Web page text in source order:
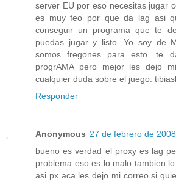
server EU por eso necesitas jugar
es muy feo por que da lag asi
conseguir un programa que te
puedas jugar y listo. Yo soy de
somos fregones para esto. te
progrAMA pero mejor les dejo
cualquier duda sobre el juego.
Responder
Anonymous 27 de febrero de
bueno es verdad el proxy es lag
problema eso es lo malo tambien
asi px aca les dejo mi correo si